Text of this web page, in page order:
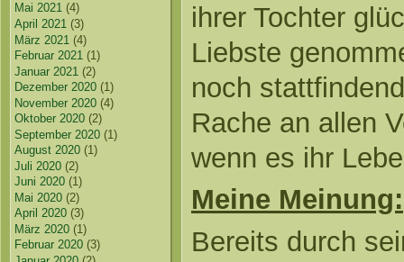
Mai 2021 (4)
April 2021 (3)
März 2021 (4)
Februar 2021 (1)
Januar 2021 (2)
Dezember 2020 (1)
November 2020 (4)
Oktober 2020 (2)
September 2020 (1)
August 2020 (1)
Juli 2020 (2)
Juni 2020 (1)
Mai 2020 (2)
April 2020 (3)
März 2020 (1)
Februar 2020 (3)
ihrer Tochter
Liebste
noch
Rache an allen
wenn es ihr
Meine Meinung:
Bereits durch